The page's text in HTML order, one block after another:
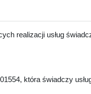
realizacji usług
która świadczy